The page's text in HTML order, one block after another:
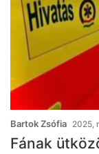
Bartok Zsófia 2025,
Fának